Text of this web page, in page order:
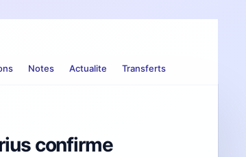
Notes Actualite Transferts
confirme